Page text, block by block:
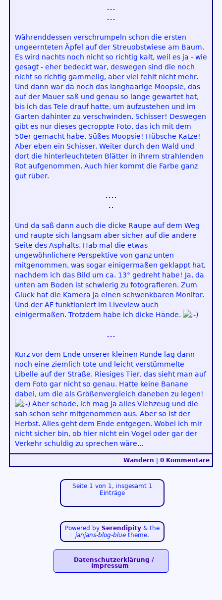
Währenddessen verschrumpeln schon die ersten
ungeernteten Äpfel auf der Streuobstwiese am Baum.
Es wird nachts noch nicht so richtig kalt, weil es ja - wie
gesagt - eher bedeckt war, deswegen sind die noch
nicht so richtig gammelig, aber viel fehlt nicht mehr.
Und dann war da noch das langhaarige Moopsie, das
auf der Mauer saß und genau so lange gewartet hat,
bis ich das Tele drauf hatte, um aufzustehen und im
Garten dahinter zu verschwinden. Schisser! Deswegen
gibt es nur dieses gecroppte Foto, das ich mit dem
50er gemacht habe. Süßes Moopsie! Hübsche Katze!
Aber eben ein Schisser. Weiter durch den Wald und
dort die hinterleuchteten Blätter in ihrem strahlenden
Rot aufgenommen. Auch hier kommt die Farbe ganz
gut rüber.
Und da saß dann auch die dicke Raupe auf dem Weg
und raupte sich langsam aber sicher auf die andere
Seite des Asphalts. Hab mal die etwas
ungewöhnlichere Perspektive von ganz unten
mitgenommen, was sogar einigermaßen geklappt hat,
nachdem ich das Bild um ca. 13° gedreht habe! Ja, da
unten am Boden ist schwierig zu fotografieren. Zum
Glück hat die Kamera ja einen schwenkbaren Monitor.
Und der AF funktioniert im Liveview auch
einigermaßen. Trotzdem habe ich dicke Hände.
Kurz vor dem Ende unserer kleinen Runde lag dann
noch eine ziemlich tote und leicht verstümmelte
Libelle auf der Straße. Riesiges Tier, das sieht man auf
dem Foto gar nicht so genau. Hatte keine Banane
dabei, um die als Größenvergleich daneben zu legen!
Aber schade, ich mag ja alles Viehzeug und die
sah schon sehr mitgenommen aus. Aber so ist der
Herbst. Alles geht dem Ende entgegen. Wobei ich mir
nicht sicher bin, ob hier nicht ein Vogel oder gar der
Verkehr schuldig zu sprechen wäre...
Wandern 0 Kommentare
Seite 1 von 1, insgesamt 1
Einträge
Powered by Serendipity & the
janjans-blog-blue theme.
Datenschutzerklärung /
Impressum